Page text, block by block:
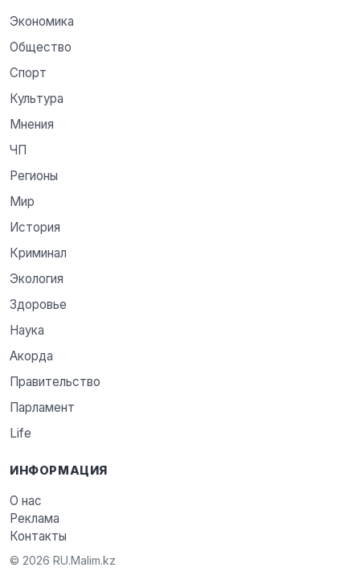
Экономика
Общество
Спорт
Культура
Мнения
ЧП
Регионы
Мир
История
Криминал
Экология
Здоровье
Наука
Акорда
Правительство
Парламент
Life
ИНФОРМАЦИЯ
О нас
Реклама
Контакты
© 2026 RU.Malim.kz